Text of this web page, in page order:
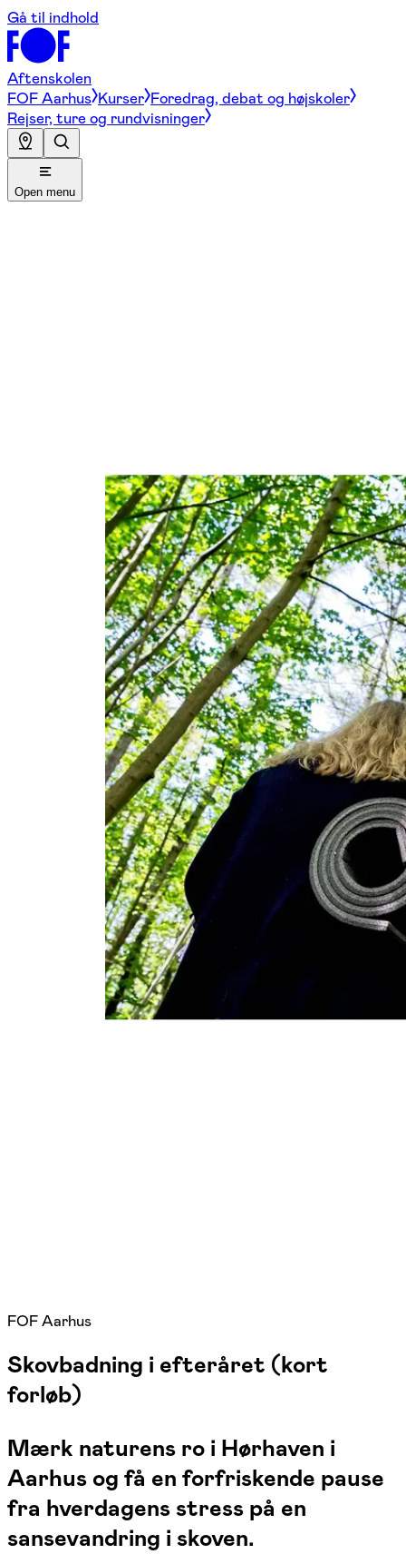
Gå til indhold
Aftenskolen
FOF Aarhus Kurser Foredrag, debat og højskoler
Rejser, ture og rundvisninger
Open menu
FOF Aarhus
Skovbadning i efteråret (kort
forløb)
Mærk naturens ro i Hørhaven i
Aarhus og få en forfriskende pause
fra hverdagens stress på en
sansevandring i skoven.